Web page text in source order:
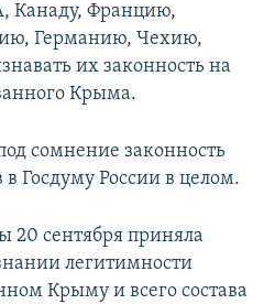
Канаду, Францию,
Германию, Чехию,
их законность на
Крыма.
сомнение законность
Госдуму России в целом.
20 сентября приняла
легитимности
Крыму и всего состава